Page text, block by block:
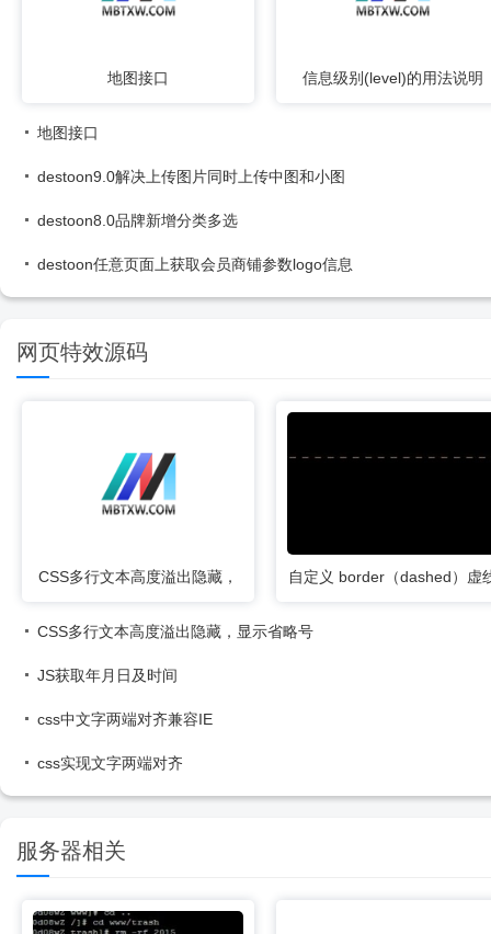
地图接口 信息级别(level)的用法说明
地图接口
destoon9.0解决上传图片同时上传中图和小图
destoon8.0品牌新增分类多选
destoon任意页面上获取会员商铺参数logo信息
网页特效源码
CSS多行文本高度溢出隐藏，
自定义 border（dashed）虚
CSS多行文本高度溢出隐藏，显示省略号
JS获取年月日及时间
css中文字两端对齐兼容IE
css实现文字两端对齐
服务器相关